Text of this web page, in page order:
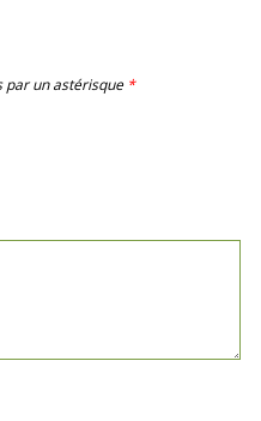
par un astérisque *